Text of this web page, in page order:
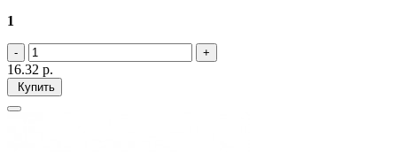
1
16.32 р.
Купить